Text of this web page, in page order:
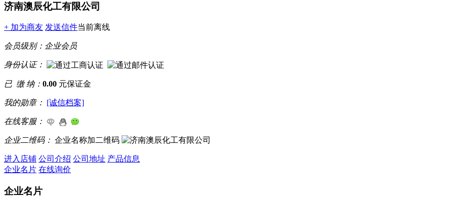
济南澳辰化工有限公司
+ 加为商友 发送信件当前离线
会员级别： 企业会员
身份认证：
已 缴 纳： 0.00 元保证金
我的勋章： [诚信档案]
在线客服：
企业二维码： 企业名称加二维码
进入店铺 公司介绍 公司地址 产品信息
企业名片 在线询价
企业名片